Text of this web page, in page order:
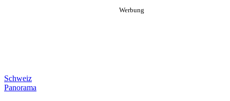
Schweiz
Panorama